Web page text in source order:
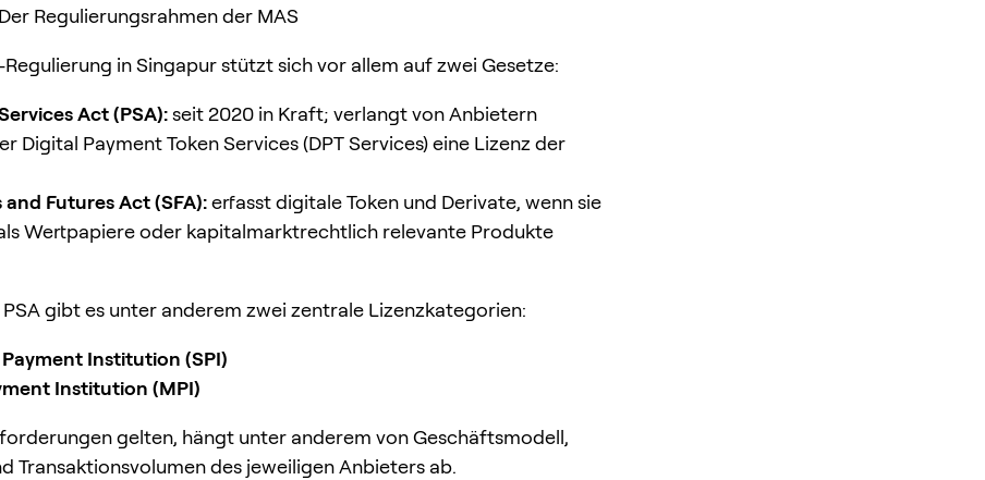
Regulierungsrahmen der MAS
in Singapur stützt sich vor allem auf zwei Gesetze:
Act (PSA):seit 2020 in Kraft; verlangt von Anbietern
Digital Payment Token Services (DPT Services) eine Lizenz der
Futures Act (SFA):erfasst digitale Token und Derivate, wenn sie
Wertpapiere oder kapitalmarktrechtlich relevante Produkte
gibt es unter anderem zwei zentrale Lizenzkategorien:
Institution (SPI)
Institution (MPI)
gelten, hängt unter anderem von Geschäftsmodell,
Transaktionsvolumen des jeweiligen Anbieters ab.